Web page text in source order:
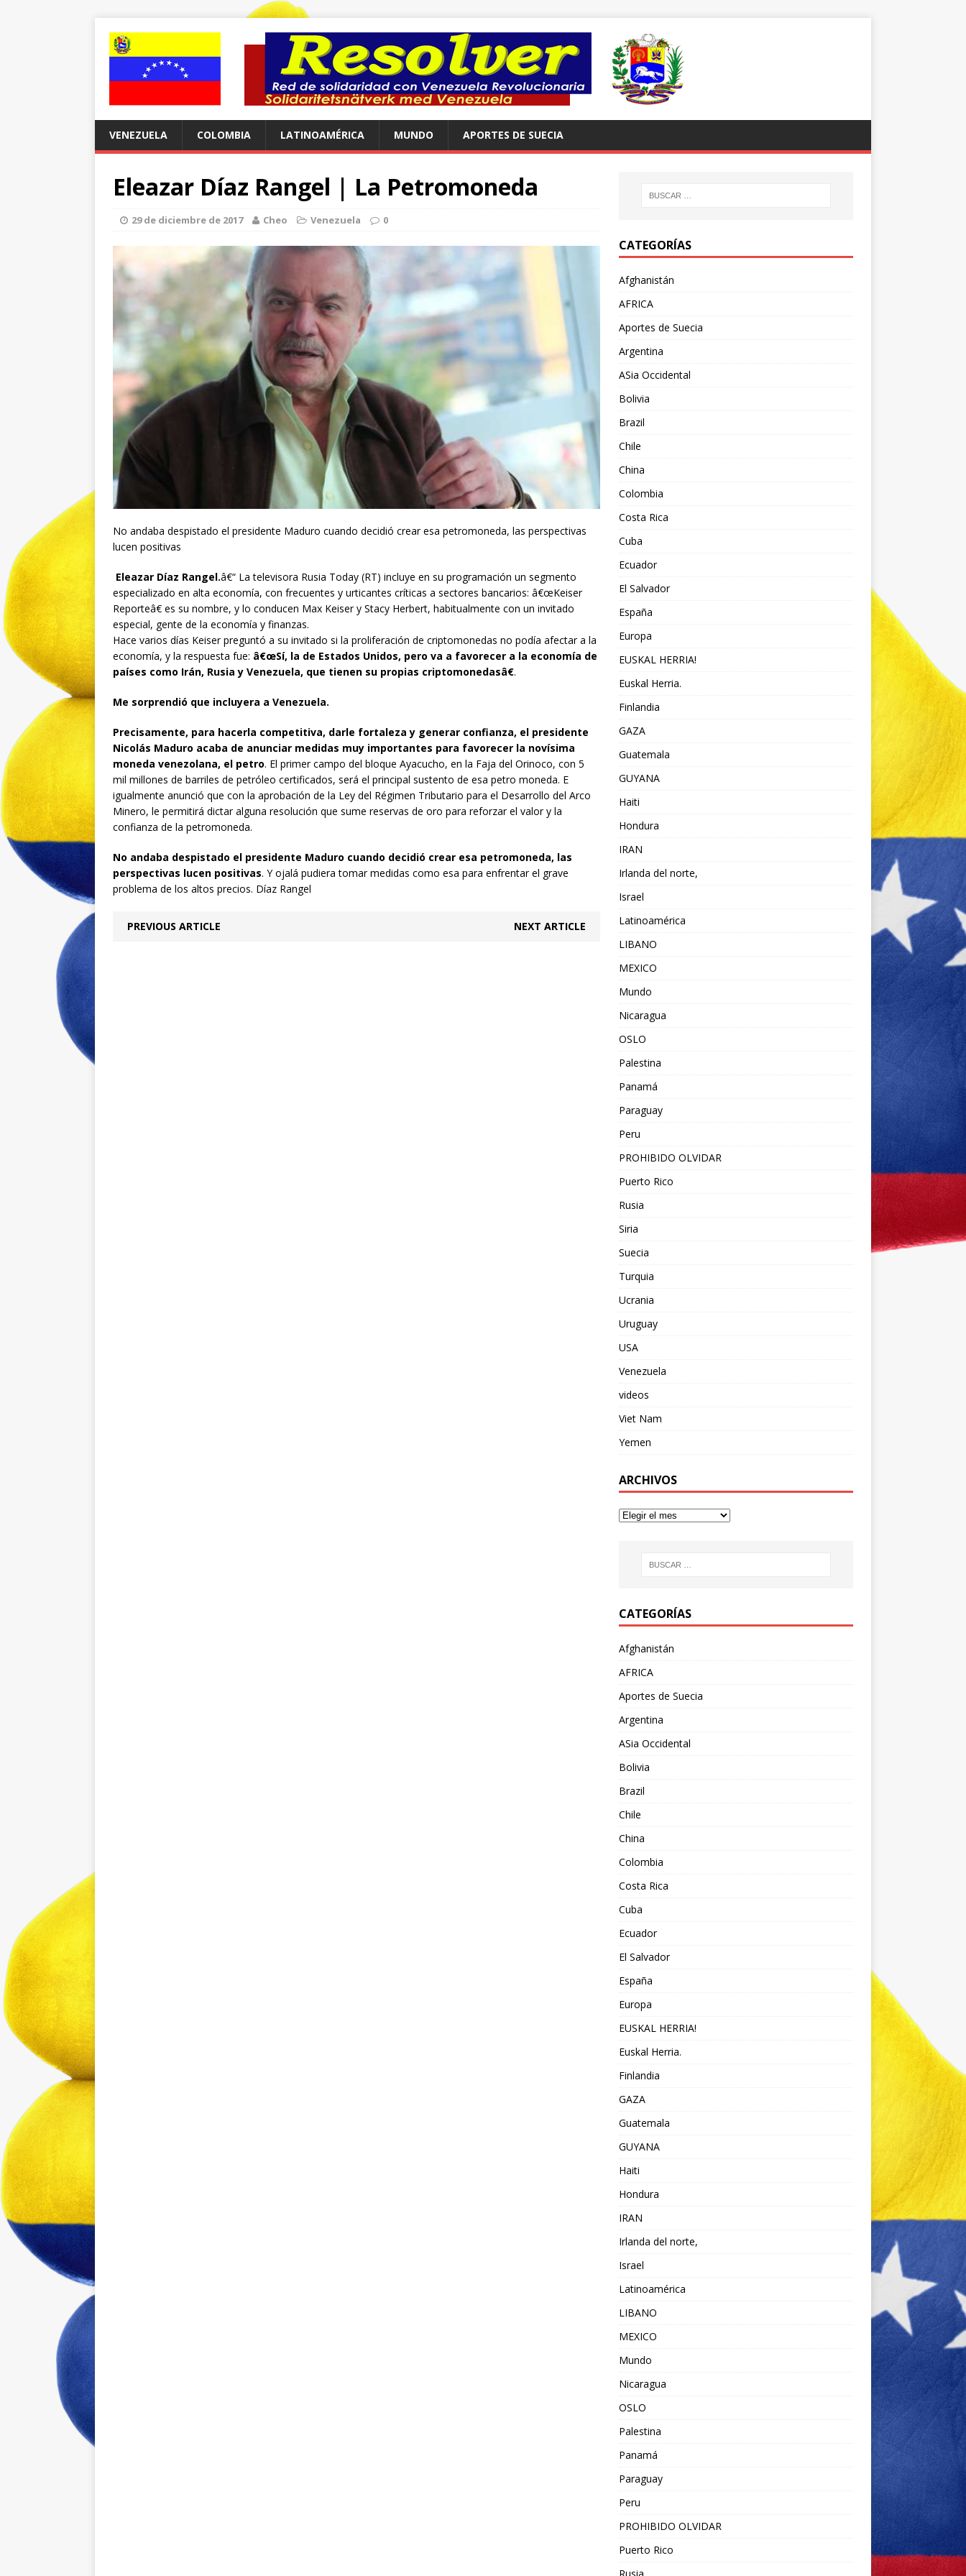
VENEZUELA COLOMBIA LATINOAMÉRICA MUNDO APORTES DE SUECIA
Eleazar Díaz Rangel | La Petromoneda
29 de diciembre de 2017 Cheo Venezuela 0
No andaba despistado el presidente Maduro cuando decidió crear esa petromoneda, las perspectivas
lucen positivas
Eleazar Díaz Rangel.â€“ La televisora Rusia Today (RT) incluye en su programación un segmento
especializado en alta economía, con frecuentes y urticantes críticas a sectores bancarios: â€œKeiser
Reporteâ€ es su nombre, y lo conducen Max Keiser y Stacy Herbert, habitualmente con un invitado
especial, gente de la economía y finanzas.
Hace varios días Keiser preguntó a su invitado si la proliferación de criptomonedas no podía afectar a la
economía, y la respuesta fue: â€œSí, la de Estados Unidos, pero va a favorecer a la economía de
países como Irán, Rusia y Venezuela, que tienen su propias criptomonedasâ€.
Me sorprendió que incluyera a Venezuela.
Precisamente, para hacerla competitiva, darle fortaleza y generar confianza, el presidente
Nicolás Maduro acaba de anunciar medidas muy importantes para favorecer la novísima
moneda venezolana, el petro. El primer campo del bloque Ayacucho, en la Faja del Orinoco, con 5
mil millones de barriles de petróleo certificados, será el principal sustento de esa petro moneda. E
igualmente anunció que con la aprobación de la Ley del Régimen Tributario para el Desarrollo del Arco
Minero, le permitirá dictar alguna resolución que sume reservas de oro para reforzar el valor y la
confianza de la petromoneda.
No andaba despistado el presidente Maduro cuando decidió crear esa petromoneda, las
perspectivas lucen positivas. Y ojalá pudiera tomar medidas como esa para enfrentar el grave
problema de los altos precios. Díaz Rangel
PREVIOUS ARTICLE NEXT ARTICLE
CATEGORÍAS
Afghanistán
AFRICA
Aportes de Suecia
Argentina
ASia Occidental
Bolivia
Brazil
Chile
China
Colombia
Costa Rica
Cuba
Ecuador
El Salvador
España
Europa
EUSKAL HERRIA!
Euskal Herria.
Finlandia
GAZA
Guatemala
GUYANA
Haiti
Hondura
IRAN
Irlanda del norte,
Israel
Latinoamérica
LIBANO
MEXICO
Mundo
Nicaragua
OSLO
Palestina
Panamá
Paraguay
Peru
PROHIBIDO OLVIDAR
Puerto Rico
Rusia
Siria
Suecia
Turquia
Ucrania
Uruguay
USA
Venezuela
videos
Viet Nam
Yemen
ARCHIVOS
CATEGORÍAS
Afghanistán
AFRICA
Aportes de Suecia
Argentina
ASia Occidental
Bolivia
Brazil
Chile
China
Colombia
Costa Rica
Cuba
Ecuador
El Salvador
España
Europa
EUSKAL HERRIA!
Euskal Herria.
Finlandia
GAZA
Guatemala
GUYANA
Haiti
Hondura
IRAN
Irlanda del norte,
Israel
Latinoamérica
LIBANO
MEXICO
Mundo
Nicaragua
OSLO
Palestina
Panamá
Paraguay
Peru
PROHIBIDO OLVIDAR
Puerto Rico